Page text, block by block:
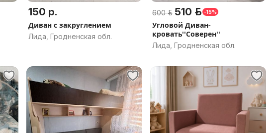
150 р.
Диван с закруглением
Лида, Гродненская обл.
600 р. 510 р. -15%
Угловой Диван-
кровать''Соверен''
Лида, Гродненская обл.